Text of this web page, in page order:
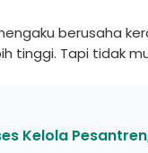
berusaha
tinggi. Tapi tidak
Kelola